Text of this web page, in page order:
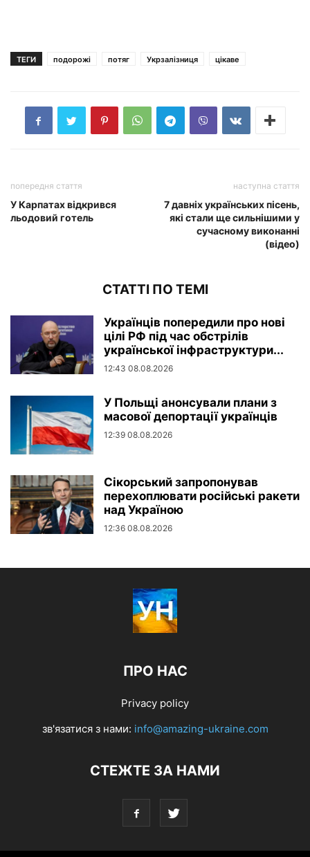
ТЕГИ подорожі потяг Укрзалізниця цікаве
попередня стаття
У Карпатах відкрився
льодовий готель
наступна стаття
7 давніх українських пісень,
які стали ще сильнішими у
сучасному виконанні
(відео)
СТАТТІ ПО ТЕМІ
Українців попередили про нові
цілі РФ під час обстрілів
української інфраструктури...
12:43 08.08.2026
У Польщі анонсували плани з
масової депортації українців
12:39 08.08.2026
Сікорський запропонував
перехоплювати російські ракети
над Україною
12:36 08.08.2026
ПРО НАС
Privacy policy
зв'язатися з нами: info@amazing-ukraine.com
СТЕЖТЕ ЗА НАМИ